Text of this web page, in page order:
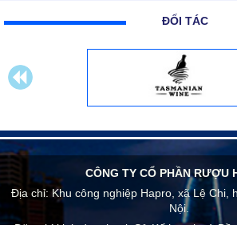
ĐỐI TÁC
CÔNG TY CỔ PHẦN RƯỢU
Địa chỉ:Khu công nghiệp Hapro, xã Lệ Chi,
Nội.